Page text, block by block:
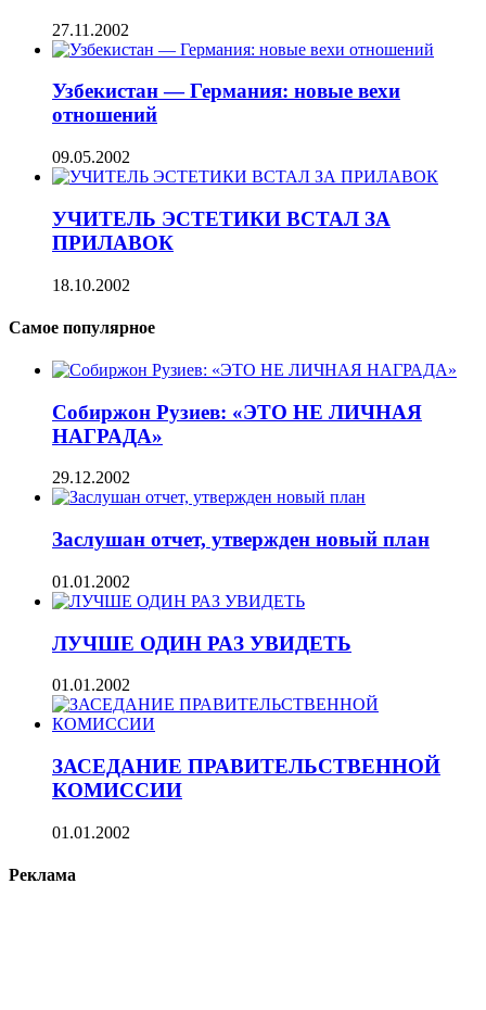
27.11.2002
Узбекистан — Германия: новые вехи
отношений
09.05.2002
УЧИТЕЛЬ ЭСТЕТИКИ ВСТАЛ ЗА
ПРИЛАВОК
18.10.2002
Самое популярное
Собиржон Рузиев: «ЭТО НЕ ЛИЧНАЯ
НАГРАДА»
29.12.2002
Заслушан отчет, утвержден новый план
01.01.2002
ЛУЧШЕ ОДИН РАЗ УВИДЕТЬ
01.01.2002
ЗАСЕДАНИЕ ПРАВИТЕЛЬСТВЕННОЙ
КОМИССИИ
01.01.2002
Реклама